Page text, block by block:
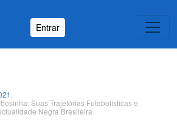
Entrar
Suas Trajetórias Futebolísticas e
Negra Brasileira